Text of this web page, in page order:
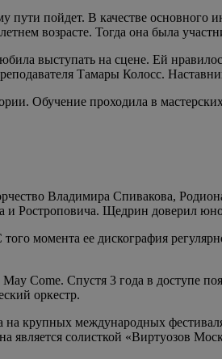
пути пойдет. В качестве
возрасте. Тогда она была
выступать на сцене. Ей
Тамары Колосс.
Обучение проходила в
Владимира Спивакова,
Ростроповича. Щедрин доверил
момента ее дискография
Come. Спустя 3 года в доступе
оркестр.
на крупных международных
является солисткой «Виртуозов